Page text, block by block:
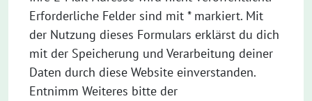
Erforderliche Felder sind mit * markiert. Mit
der Nutzung dieses Formulars erklärst du dich
mit der Speicherung und Verarbeitung deiner
Daten durch diese Website einverstanden.
Entnimm Weiteres bitte der